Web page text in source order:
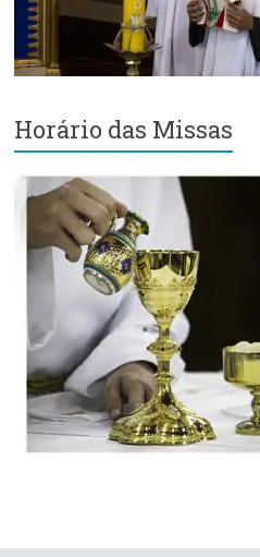
Sé
–
Setor
Retiro
Horário das Missas